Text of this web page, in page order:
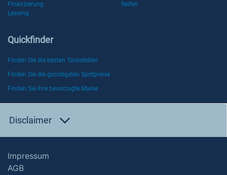
Finanzierung
Reifen
Leasing
Quickfinder
Finden Sie die besten Tankstellen
Finden Sie die günstigsten Spritpreise
Finden Sie Ihre bevorzugte Marke
Disclaimer
Impressum
AGB